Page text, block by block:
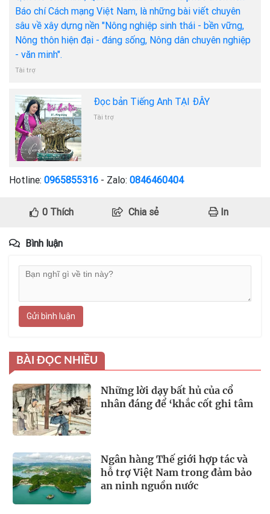
Báo chí Cách mạng Việt Nam, là những bài viết chuyên
sâu về xây dựng nền "Nông nghiệp sinh thái - bền vững,
Nông thôn hiện đại - đáng sống, Nông dân chuyên nghiệp
- văn minh".
Tài trợ
Đọc bản Tiếng Anh TẠI ĐÂY
Tài trợ
Hotline: 0965855316 - Zalo: 0846460404
0Thích Chia sẻ In
Bình luận
Gửi bình luận
BÀI ĐỌC NHIỀU
Những lời dạy bất hủ của cổ
nhân đáng để ‘khắc cốt ghi tâm
Ngân hàng Thế giới hợp tác và
hỗ trợ Việt Nam trong đảm bảo
an ninh nguồn nước